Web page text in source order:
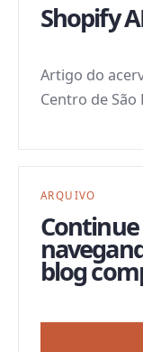
Shopify
Artigo do
Centro de
ARQUIVO
Continue
blog